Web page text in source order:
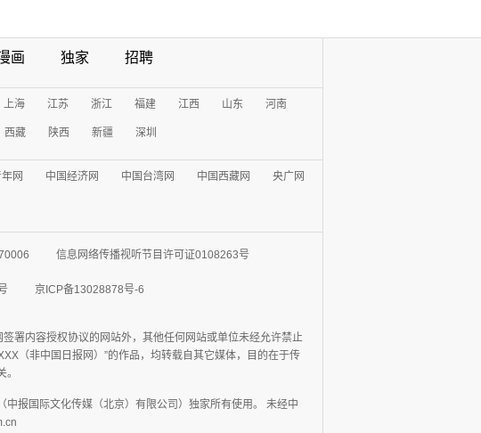
画 独家 招聘
上海 江苏 浙江 福建 江西 山东 河南
西藏 陕西 新疆 深圳
网 中国经济网 中国台湾网 中国西藏网 央广网
信息网络传播视听节目许可证0108263号
京ICP备13028878号-6
署内容授权协议的网站外，其他任何网站或单位未经允许禁止
（非中国日报网）”的作品，均转载自其它媒体，目的在于传
报国际文化传媒（北京）有限公司）独家所有使用。 未经中